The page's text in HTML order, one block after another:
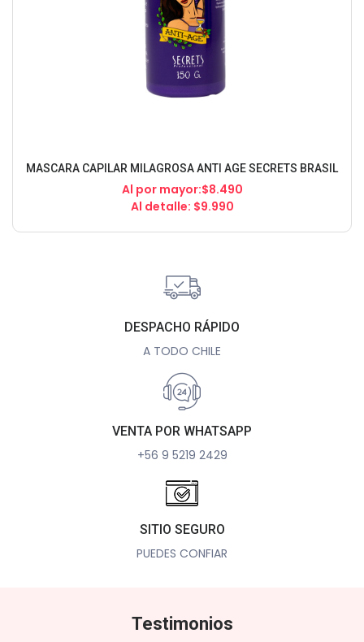
MASCARA CAPILAR MILAGROSA ANTI AGE SECRETS BRASIL
Al por mayor:$8.490
Al detalle: $9.990
DESPACHO RÁPIDO
A TODO CHILE
VENTA POR WHATSAPP
+56 9 5219 2429
SITIO SEGURO
PUEDES CONFIAR
Testimonios